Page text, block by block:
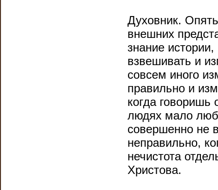
Духовник.
внешних
знание
взвешивать и
совсем иного
правильно и
когда
людях мало
совершенно не
неправильно,
нечистота
Христова.